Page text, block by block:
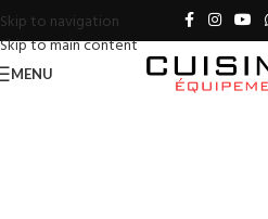
Skip to navigation
Skip to main content
MENU